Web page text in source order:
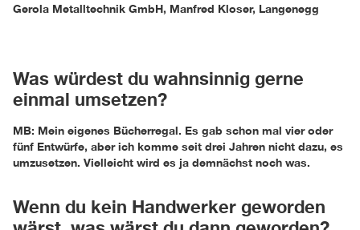
Gerola Metalltechnik GmbH, Manfred Kloser, Langenegg
Was würdest du wahnsinnig gerne
einmal umsetzen?
MB: Mein eigenes Bücherregal. Es gab schon mal vier oder
fünf Entwürfe, aber ich komme seit drei Jahren nicht dazu, es
umzusetzen. Vielleicht wird es ja demnächst noch was.
Wenn du kein Handwerker geworden